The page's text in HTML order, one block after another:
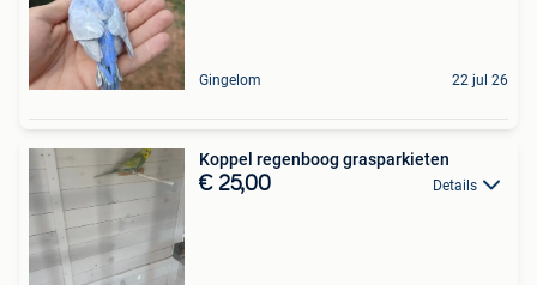
Gingelom 22 jul 26
Koppel regenboog grasparkieten
€ 25,00 Details